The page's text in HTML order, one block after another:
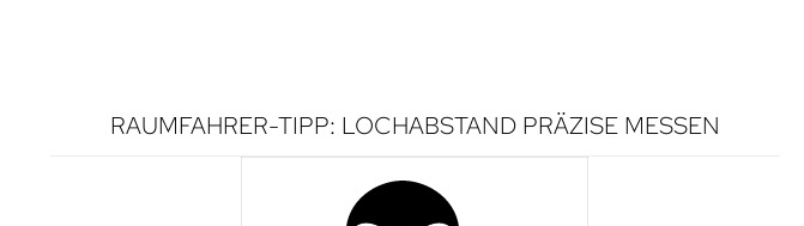
RAUMFAHRER-TIPP: LOCHABSTAND PRÄZISE MESSEN